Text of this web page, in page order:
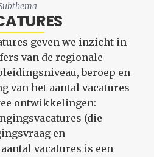
geven we inzicht in
van de regionale
beroep en
van het aantal vacatures
ontwikkelingen:
(die
en
vacatures is een